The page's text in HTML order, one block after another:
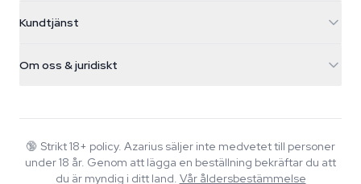
Nederland
+31(0)204897914
Magiska svampar
Smokeshop
Kundtjänst
Returpolicy
Vanliga frågor
Integritetspolicy
Om oss & juridiskt
Wiki
Blog
Musik
🔞 Strikt 18+ policy. Azarius säljer inte medvetet till personer
under 18 år. Genom att lägga en beställning bekräftar du att
du är myndig i ditt land. Vår åldersbestämmelse